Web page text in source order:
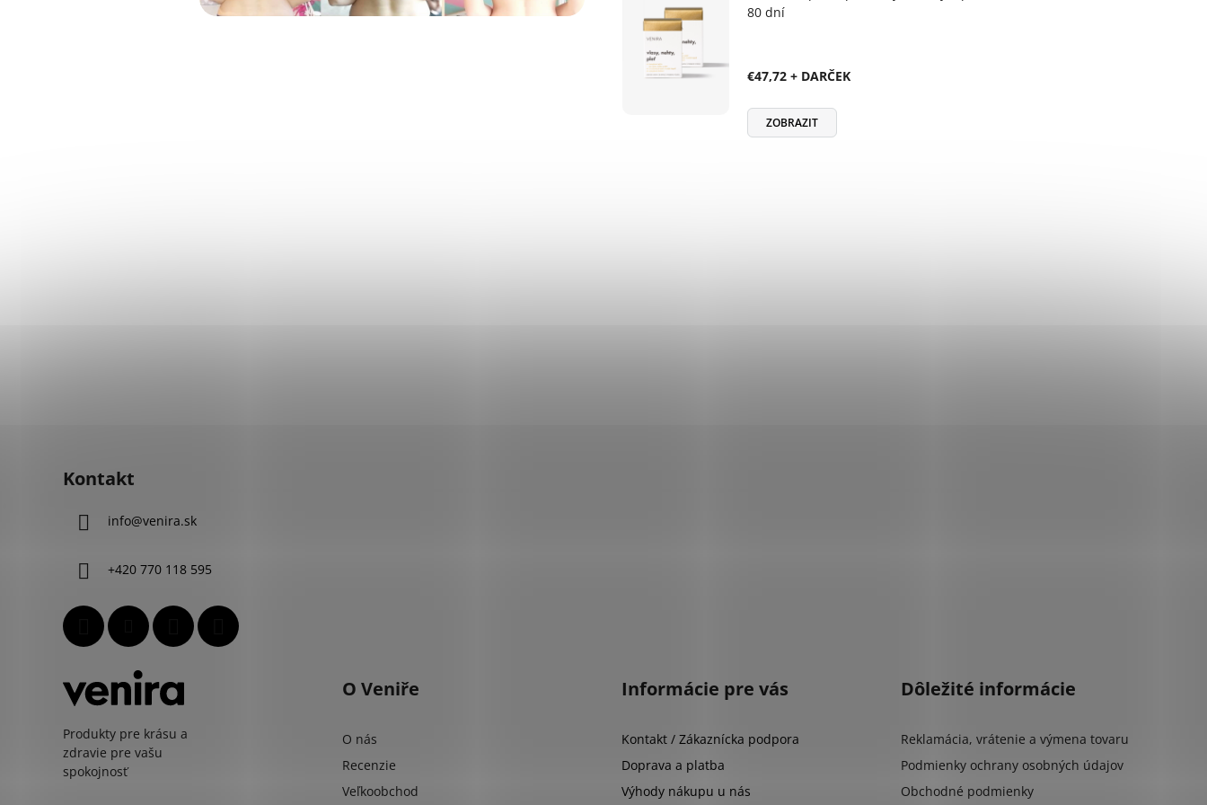
80 dní
€47,72 + DARČEK
ZOBRAZIT
Kontakt
info@venira.sk
+420 770 118 595
Produkty pre krásu a
zdravie pre vašu
spokojnosť
O Veniře
O nás
Recenzie
Veľkoobchod
Informácie pre vás
Kontakt / Zákaznícka podpora
Doprava a platba
Výhody nákupu u nás
Dôležité informácie
Reklamácia, vrátenie a výmena tovaru
Podmienky ochrany osobných údajov
Obchodné podmienky